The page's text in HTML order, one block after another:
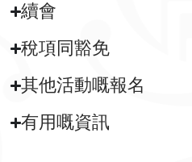
續會
稅項同豁免
其他活動嘅報名
有用嘅資訊